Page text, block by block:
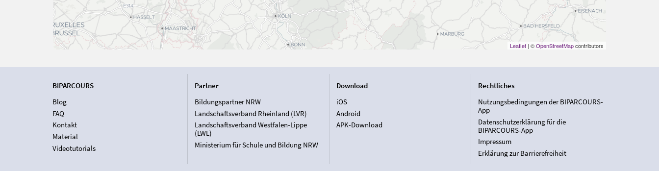
Leaflet| ©OpenStreetMapcontributors
BIPARCOURS
Blog
FAQ
Kontakt
Material
Videotutorials
Partner
Bildungspartner NRW
Landschaftsverband Rheinland (LVR)
Landschaftsverband Westfalen-Lippe
(LWL)
Ministerium für Schule und Bildung NRW
Download
iOS
Android
APK-Download
Rechtliches
Nutzungsbedingungen der BIPARCOURS-
App
Datenschutzerklärung für die
BIPARCOURS-App
Impressum
Erklärung zur Barrierefreiheit